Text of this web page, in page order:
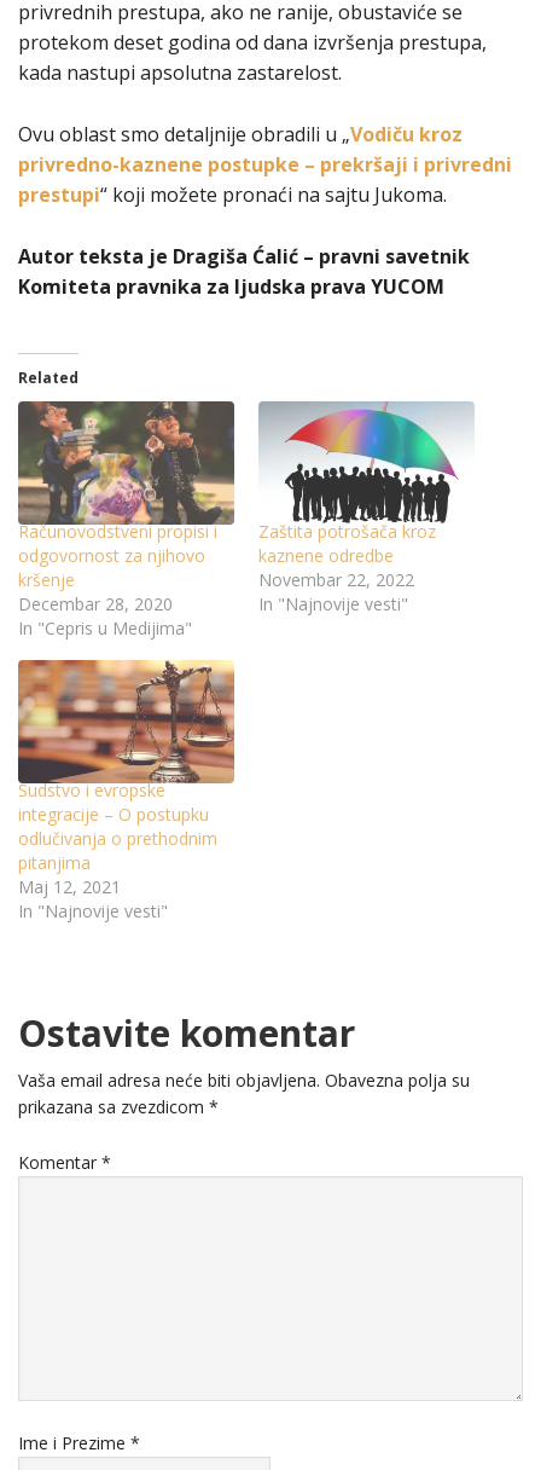
privrednih prestupa, ako ne ranije, obustaviće se
protekom deset godina od dana izvršenja prestupa,
kada nastupi apsolutna zastarelost.
Ovu oblast smo detaljnije obradili u „Vodiču kroz
privredno-kaznene postupke – prekršaji i privredni
prestupi“ koji možete pronaći na sajtu Jukoma.
Autor teksta je Dragiša Ćalić – pravni savetnik
Komiteta pravnika za ljudska prava YUCOM
Related
Računovodstveni propisi i
odgovornost za njihovo
kršenje
Decembar 28, 2020
In "Cepris u Medijima"
Zaštita potrošača kroz
kaznene odredbe
Novembar 22, 2022
In "Najnovije vesti"
Sudstvo i evropske
integracije – O postupku
odlučivanja o prethodnim
pitanjima
Maj 12, 2021
In "Najnovije vesti"
Ostavite komentar
Vaša email adresa neće biti objavljena. Obavezna polja su
prikazana sa zvezdicom *
Komentar *
Ime i Prezime *